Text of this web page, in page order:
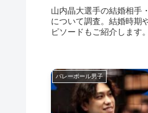
山内晶大選手の結婚相手
について調査。結婚時期
ピソードもご紹介します。
バレーボール男子